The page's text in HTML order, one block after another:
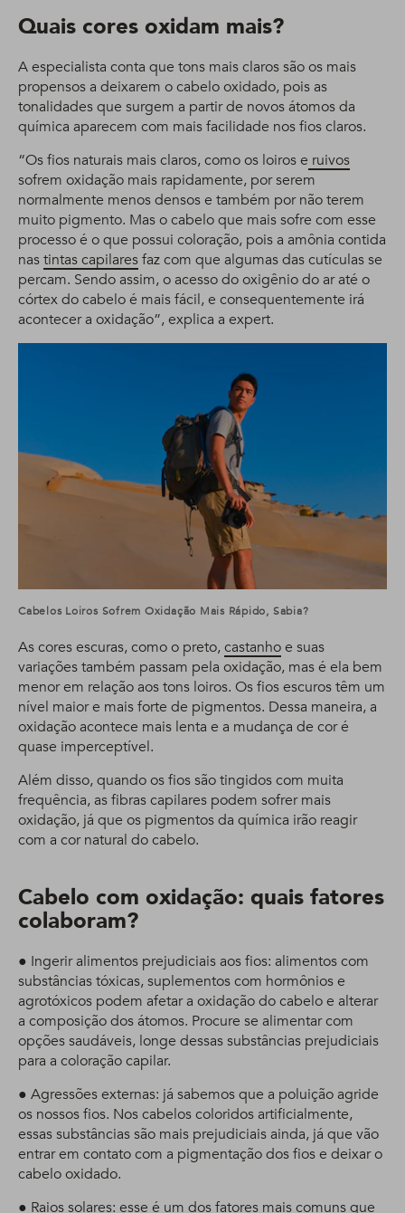
Quais cores oxidam mais?
A especialista conta que tons mais claros são os mais
propensos a deixarem o cabelo oxidado, pois as
tonalidades que surgem a partir de novos átomos da
química aparecem com mais facilidade nos fios claros.
“Os fios naturais mais claros, como os loiros e ruivos
sofrem oxidação mais rapidamente, por serem
normalmente menos densos e também por não terem
muito pigmento. Mas o cabelo que mais sofre com esse
processo é o que possui coloração, pois a amônia contida
nastintas capilaresfaz com que algumas das cutículas se
percam. Sendo assim, o acesso do oxigênio do ar até o
córtex do cabelo é mais fácil, e consequentemente irá
acontecer a oxidação”, explica a expert.
Cabelos Loiros Sofrem Oxidação Mais Rápido, Sabia?
As cores escuras, como o preto,castanhoe suas
variações também passam pela oxidação, mas é ela bem
menor em relação aos tons loiros. Os fios escuros têm um
nível maior e mais forte de pigmentos. Dessa maneira, a
oxidação acontece mais lenta e a mudança de cor é
quase imperceptível.
Além disso, quando os fios são tingidos com muita
frequência, as fibras capilares podem sofrer mais
oxidação, já que os pigmentos da química irão reagir
com a cor natural do cabelo.
Cabelo com oxidação: quais fatores
colaboram?
● Ingerir alimentos prejudiciais aos fios: alimentos com
substâncias tóxicas, suplementos com hormônios e
agrotóxicos podem afetar a oxidação do cabelo e alterar
a composição dos átomos. Procure se alimentar com
opções saudáveis, longe dessas substâncias prejudiciais
para a coloração capilar.
● Agressões externas: já sabemos que a poluição agride
os nossos fios. Nos cabelos coloridos artificialmente,
essas substâncias são mais prejudiciais ainda, já que vão
entrar em contato com a pigmentação dos fios e deixar o
cabelo oxidado.
● Raios solares: esse é um dos fatores mais comuns que